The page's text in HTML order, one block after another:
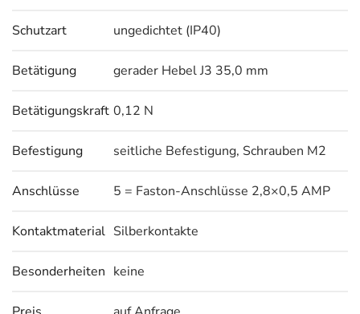
Schutzart ungedichtet (IP40)
Betätigung gerader Hebel J3 35,0 mm
Betätigungskraft 0,12 N
Befestigung seitliche Befestigung, Schrauben M2
Anschlüsse 5 = Faston-Anschlüsse 2,8×0,5 AMP
Kontaktmaterial Silberkontakte
Besonderheiten keine